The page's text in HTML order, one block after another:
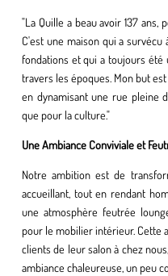
"La Quille a beau avoir 137 ans,
C'est une maison qui a
fondations et qui a toujours été
travers les époques. Mon but
en dynamisant une rue pleine
que pour la culture."
Une Ambiance Conviviale et
Notre ambition est de
accueillant, tout en rendant
une atmosphère feutrée
pour le mobilier intérieur. Cette
clients de leur salon à chez
ambiance chaleureuse, un peu